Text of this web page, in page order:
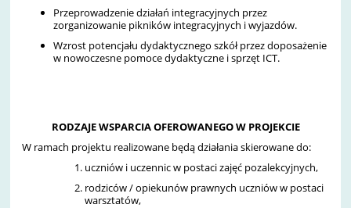
Przeprowadzenie działań integracyjnych przez
zorganizowanie pikników integracyjnych i wyjazdów.
Wzrost potencjału dydaktycznego szkół przez doposażenie
w nowoczesne pomoce dydaktyczne i sprzęt ICT.
RODZAJE WSPARCIA OFEROWANEGO W PROJEKCIE
W ramach projektu realizowane będą działania skierowane do:
uczniów i uczennic w postaci zajęć pozalekcyjnych,
rodziców / opiekunów prawnych uczniów w postaci
warsztatów,